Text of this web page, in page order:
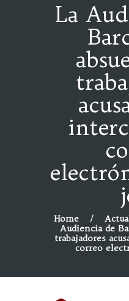
La
Home
Audiencia de
trabajadores
correo